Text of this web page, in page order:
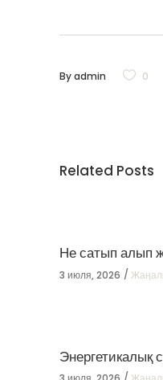
Byadmin 0
Related Posts
Не сатып алып
3 июля, 2026
Энергетикалық